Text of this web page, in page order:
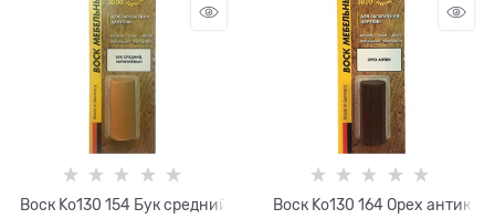
Воск Ko130 154 Бук средний Воск Ko130 164 Орех антик